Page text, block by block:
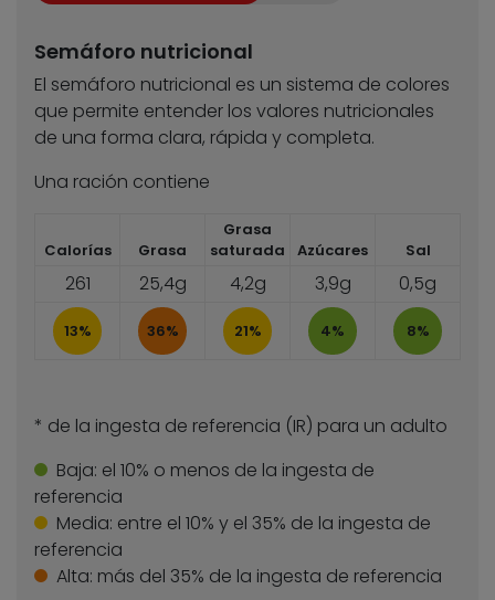
Semáforo nutricional
El semáforo nutricional es un sistema de colores
que permite entender los valores nutricionales
de una forma clara, rápida y completa.
Una ración contiene
Calorías Grasa
Grasa
saturada
Azúcares Sal
261 25,4g 4,2g 3,9g 0,5g
13% 36% 21% 4% 8%
* de la ingesta de referencia (IR) para un adulto
Baja: el 10% o menos de la ingesta de
referencia
Media: entre el 10% y el 35% de la ingesta de
referencia
Alta: más del 35% de la ingesta de referencia